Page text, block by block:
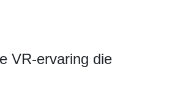
VR-ervaring die